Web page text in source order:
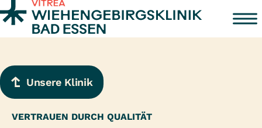
Zum Inhalt springen
Unsere Klinik
VERTRAUEN DURCH QUALITÄT